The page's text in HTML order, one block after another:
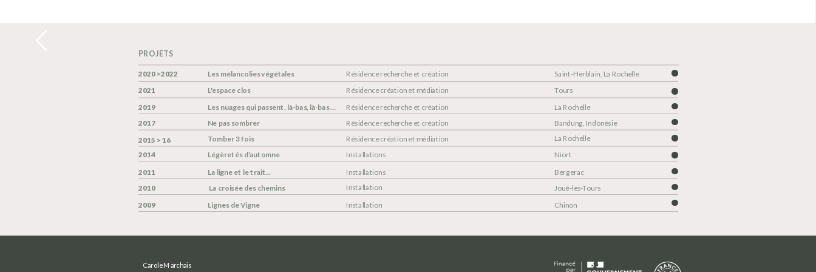
PROJETS
2020 >2022 Les mélancolies végétales Résidence recherche et création
Saint-Herblain, La Rochelle
2021
L'espace clos Résidence création et médiation
Tours
2019
Les nuages qui passent, là-bas, là-bas … Résidence recherche et création
La Rochelle
2017
Ne pas sombrer Résidence recherche et création
Bandung, Indonésie
La Rochelle
Tomber 3 fois Résidence création et médiation
2015 > 16
2014
Légèretés d'automne Installations
Niort
2011
La ligne et le trait... Installations
Bergerac
Installation
2010 La croisée des chemins
Joué-lès-Tours
2009
Lignes de Vigne Chinon
Installation
Carole Marchais